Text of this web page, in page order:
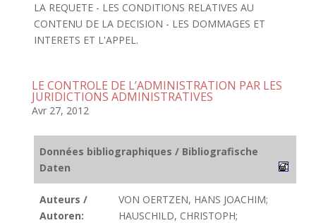
LA REQUETE - LES CONDITIONS RELATIVES AU
CONTENU DE LA DECISION - LES DOMMAGES ET
INTERETS ET L'APPEL.
LE CONTROLE DE L’ADMINISTRATION PAR LES
JURIDICTIONS ADMINISTRATIVES
Avr 27, 2012
Données bibliographiques / Bibliografische
Daten
Auteurs /
Autoren:
VON OERTZEN, HANS JOACHIM;
HAUSCHILD, CHRISTOPH;